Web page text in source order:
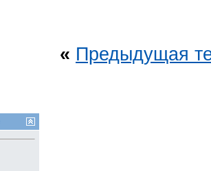
« Предыдущая